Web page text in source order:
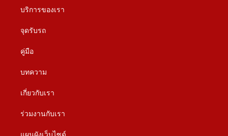
บริการของเรา
จุดรับรถ
คู่มือ
บทความ
เกี่ยวกับเรา
ร่วมงานกับเรา
แผนผังเว็บไซด์